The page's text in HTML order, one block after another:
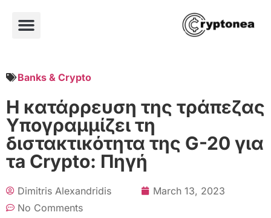
Banks & Crypto
Η κατάρρευση της τράπεζας
Υπογραμμίζει τη
διστακτικότητα της G-20 για
τa Crypto: Πηγή
Dimitris Alexandridis
March 13, 2023
No Comments